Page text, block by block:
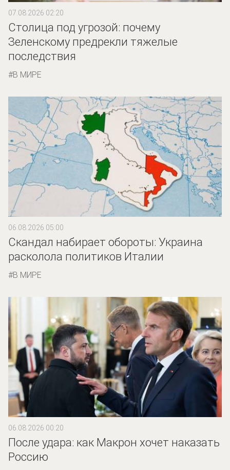
07.08.2026 02:20
Столица под угрозой: почему
Зеленскому предрекли тяжелые
последствия
В МИРЕ
06.08.2026 05:00
Скандал набирает обороты: Украина
расколола политиков Италии
В МИРЕ
06.08.2026 00:20
После удара: как Макрон хочет наказать
Россию